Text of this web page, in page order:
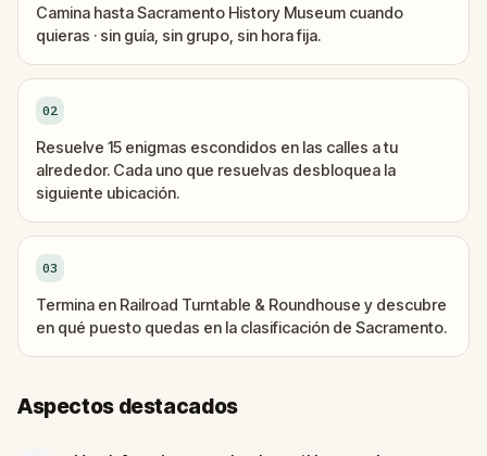
Camina hasta Sacramento History Museum cuando
quieras · sin guía, sin grupo, sin hora fija.
02
Resuelve 15 enigmas escondidos en las calles a tu
alrededor. Cada uno que resuelvas desbloquea la
siguiente ubicación.
03
Termina en Railroad Turntable & Roundhouse y descubre
en qué puesto quedas en la clasificación de Sacramento.
Aspectos destacados